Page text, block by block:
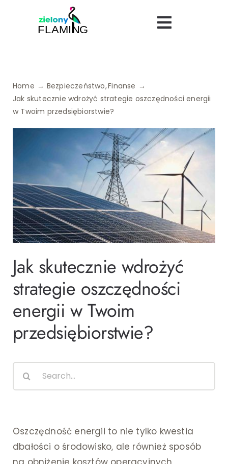
Toggle
Uroda
Logistyka
Dietetyka
Finanse
Ślub i wesele
Wystrój wnętrz
Home Bezpieczeństwo Finanse
Jak skutecznie wdrożyć strategie oszczędności energii
w Twoim przedsiębiorstwie?
Jak skutecznie wdrożyć
strategie oszczędności
energii w Twoim
przedsiębiorstwie?
Oszczędność energii to nie tylko kwestia
dbałości o środowisko, ale również sposób